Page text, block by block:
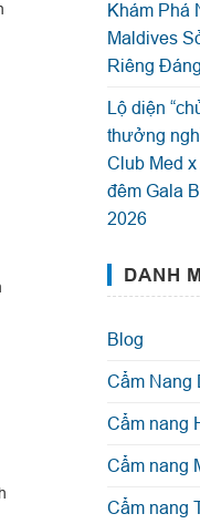
Khám Phá
Maldives
Riêng
Lộ diện
thưởng
Club Med x
đêm Gala
2026
DANH
Blog
Cẩm Nang
Cẩm nang
Cẩm nang
Cẩm nang